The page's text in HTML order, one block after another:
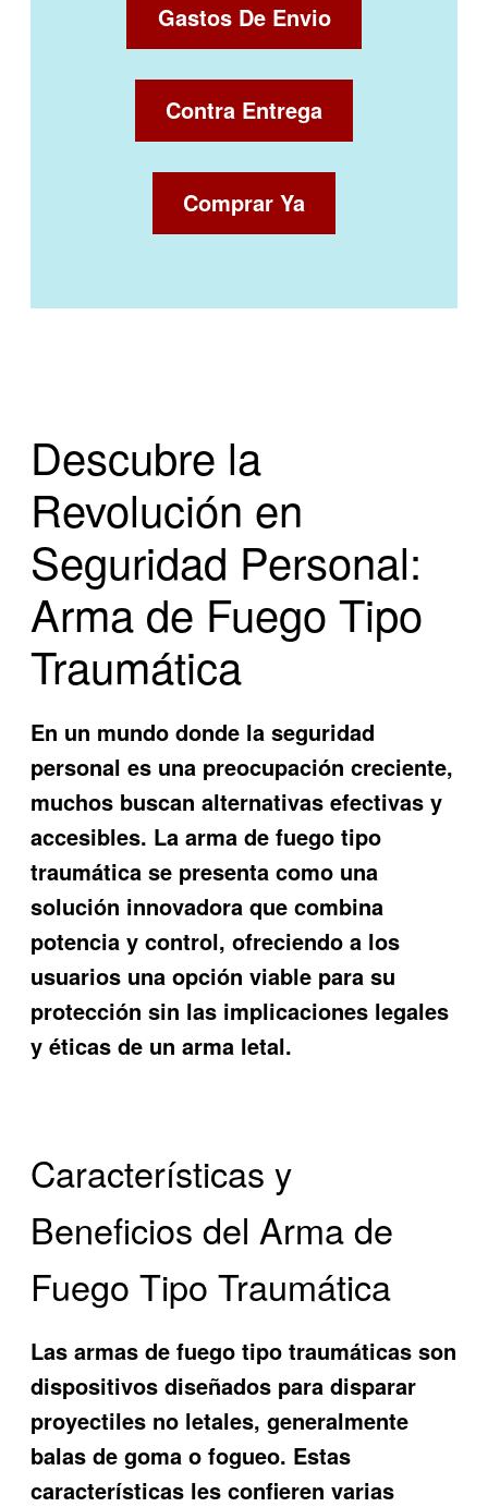
Gastos De Envio
Contra Entrega
Comprar Ya
Descubre la
Revolución en
Seguridad Personal:
Arma de Fuego Tipo
Traumática
En un mundo donde la seguridad
personal es una preocupación creciente,
muchos buscan alternativas efectivas y
accesibles. Laarma de fuego tipo
traumática se presenta como una
solución innovadora que combina
potencia y control, ofreciendo a los
usuarios una opción viable para su
protección sin las implicaciones legales
y éticas de un arma letal.
Características y
Beneficios del Arma de
Fuego Tipo Traumática
Las armas de fuego tipo traumáticas son
dispositivos diseñados para disparar
proyectiles no letales, generalmente
balas de goma o fogueo. Estas
características les confieren varias